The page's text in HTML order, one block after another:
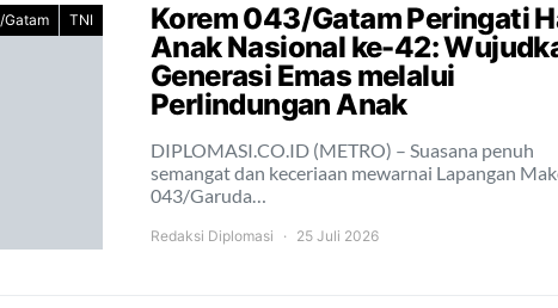
Gatam TNI
Korem 043/Gatam Peringati
Anak Nasional ke-42:
Generasi Emas melalui
Perlindungan Anak
DIPLOMASI.CO.ID (METRO) – Suasana penuh
semangat dan keceriaan mewarnai Lapangan
043/Garuda…
Redaksi Diplomasi 25 Juli 2026